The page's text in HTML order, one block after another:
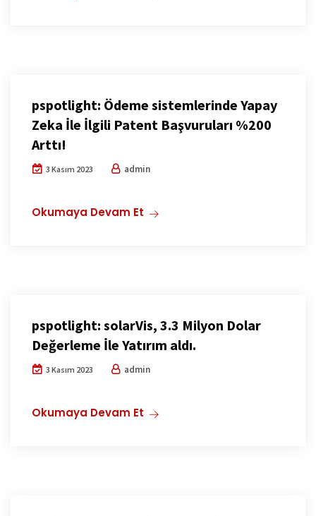
pspotlight: Ödeme sistemlerinde Yapay
Zeka İle İlgili Patent Başvuruları %200
Arttı!
3 Kasım 2023 admin
Okumaya Devam Et
pspotlight: solarVis, 3.3 Milyon Dolar
Değerleme İle Yatırım aldı.
3 Kasım 2023 admin
Okumaya Devam Et